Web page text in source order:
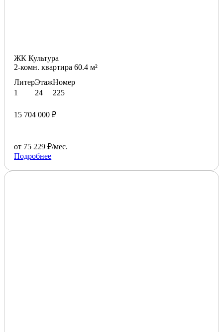
ЖК Культура
2-комн. квартира 60.4 м²
Литер
1
Этаж
24
Номер
225
15 704 000 ₽
от 75 229 ₽/мес.
Подробнее